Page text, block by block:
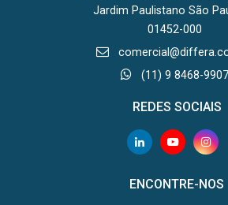
Jardim Paulistano São
01452-000
(11) 9 8468-9907
REDES SOCIAIS
ENCONTRE-NOS